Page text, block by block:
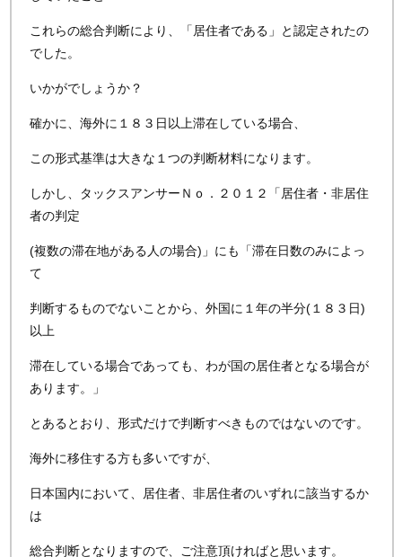
これらの総合判断により、「居住者である」と認定されたの
でした。
いかがでしょうか？
確かに、海外に１８３日以上滞在している場合、
この形式基準は大きな１つの判断材料になります。
しかし、タックスアンサーＮｏ．２０１２「居住者・非居住
者の判定
(複数の滞在地がある人の場合)」にも「滞在日数のみによっ
て
判断するものでないことから、外国に１年の半分(１８３日)
以上
滞在している場合であっても、わが国の居住者となる場合が
あります。」
とあるとおり、形式だけで判断すべきものではないのです。
海外に移住する方も多いですが、
日本国内において、居住者、非居住者のいずれに該当するか
は
総合判断となりますので、ご注意頂ければと思います。